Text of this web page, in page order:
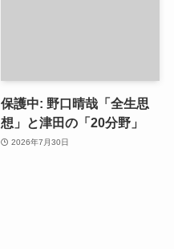
保護中: 野口晴哉「全生思
想」と津田の「20分野」
2026年7月30日